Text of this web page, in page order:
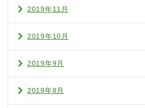
2019年11月
2019年10月
2019年9月
2019年8月